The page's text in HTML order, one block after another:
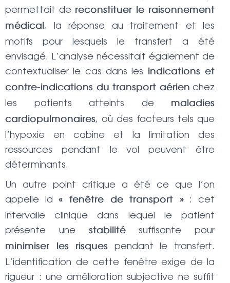
permettait de reconstituer le raisonnement
médical , la réponse au traitement et les
motifs pour lesquels le transfert a été
envisagé. L’analyse nécessitait également de
contextualiser le cas dans les
indications et
contre-indications du transport aérien chez
les patients atteints de
maladies
cardiopulmonaires, où des facteurs tels que
l’hypoxie en cabine et la limitation des
ressources pendant le vol peuvent être
déterminants.
Un autre point critique a été ce que l’on
appelle la« fenêtre de transport »: cet
intervalle clinique dans lequel le patient
présente une
stabilitésuffisante pour
minimiser les risques
pendant le transfert.
L’identification de cette fenêtre exige de la
rigueur : une amélioration subjective ne suffit